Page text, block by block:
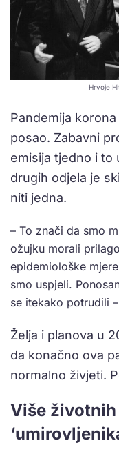
Hrvoje
Pandemija
posao. Zabavni
emisija tjedno i to
drugih odjela je
niti jedna.
– To znači da smo
ožujku morali
epidemiološke
smo uspjeli.
se itekako potrudili
Želja i planova u
da konačno ova
normalno živjeti.
Više